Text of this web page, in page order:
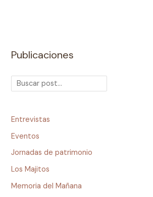
Publicaciones
Entrevistas
Eventos
Jornadas de patrimonio
Los Majitos
Memoria del Mañana